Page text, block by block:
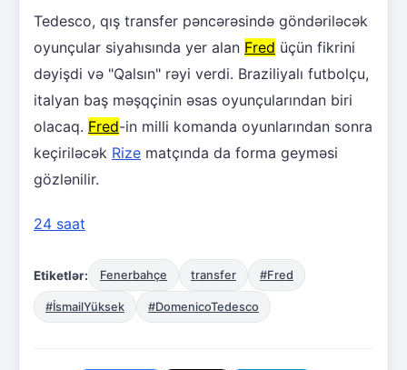
Tedesco, qış transfer pəncərəsində göndəriləcək
oyunçular siyahısında yer alan Fred üçün fikrini
dəyişdi və "Qalsın" rəyi verdi. Braziliyalı futbolçu,
italyan baş məşqçinin əsas oyunçularından biri
olacaq. Fred-in milli komanda oyunlarından sonra
keçiriləcək Rize matçında da forma geyməsi
gözlənilir.
24 saat
Etiketlər: Fenerbahçe transfer #Fred
#İsmailYüksek #DomenicoTedesco